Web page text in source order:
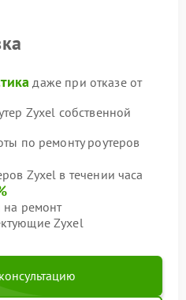
даже при отказе от
Zyxel собственной
по ремонту роутеров
Zyxel в течении часа
на ремонт
Zyxel